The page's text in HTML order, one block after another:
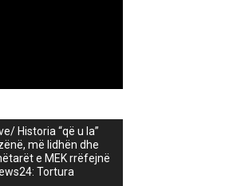
Historia “që u la”
më lidhën dhe
e MEK rrëfejnë
Tortura